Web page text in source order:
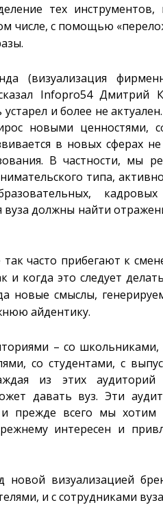
тех инструментов,
числе, с помощью
(визуализация
Infopro54
и более не
новыми ценностями,
в новых сферах
В частности, мы
типа,
должны найти
часто прибегают к
и когда это следует
новые смыслы,
айдентику.
– со школьниками,
со студентами, с
из этих аудиторий
давать вуз. Эти
и прежде всего мы хотим
интересен и
визуализацией
и с сотрудниками